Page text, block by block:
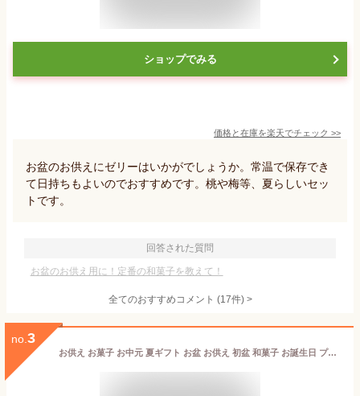
ショップでみる
価格と在庫を楽天でチェック >>
お盆のお供えにゼリーはいかがでしょうか。常温で保存でき
て日持ちもよいのでおすすめです。桃や梅等、夏らしいセッ
トです。
回答された質問
お盆のお供え用に！定番の和菓子を教えて！
全てのおすすめコメント (17件) >
no. 3
お供え お菓子 お中元 夏ギフト お盆 お供え 初盆 和菓子 お誕生日 プレゼント 送料無料 四十九日 粗供養 香典返し お供え物 阿波和三盆糖 舞玉 和三盆クッキー お返し ご挨拶 お礼 内祝い お祝い 御礼 仏事 法要 法事 香典返し ご挨拶 母 父 還暦祝い 古希 喜寿 米寿 49日